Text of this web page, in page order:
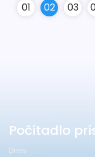
01 02 03
Počítadlo
Dnes